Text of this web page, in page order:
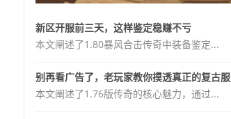
新区开服前三天，这样鉴定稳赚不亏
本文阐述了1.80暴风合击传奇中装备鉴定...
别再看广告了，老玩家教你摸透真正的复古服
本文阐述了1.76版传奇的核心魅力，通过...